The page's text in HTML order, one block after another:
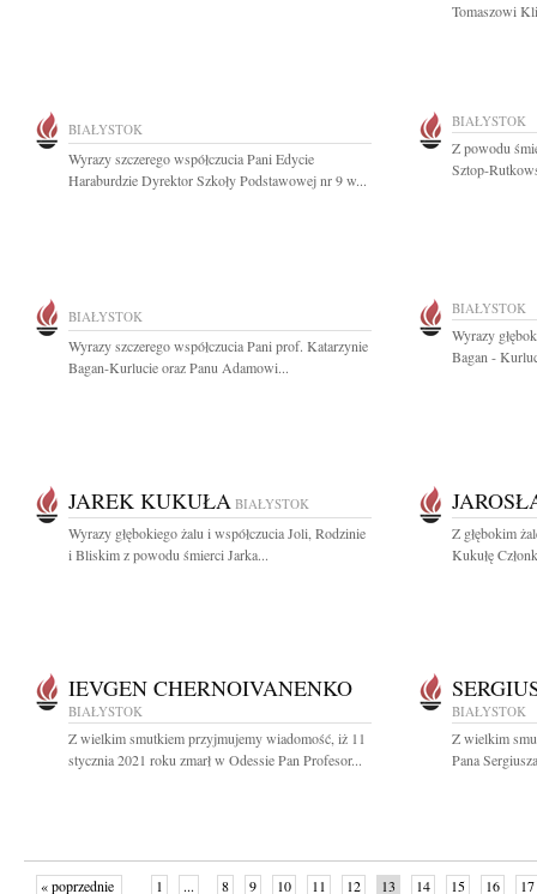
Tomaszowi
BIAŁYSTOK
Wyrazy szczerego współczucia Pani Edycie
Haraburdzie Dyrektor Szkoły Podstawowej nr 9 w...
BIAŁYSTOK
Z powodu
Sztop-
BIAŁYSTOK
Wyrazy szczerego współczucia Pani prof. Katarzynie
Bagan-Kurlucie oraz Panu Adamowi...
BIAŁYSTOK
Wyrazy
Bagan -
JAREK KUKUŁA BIAŁYSTOK
Wyrazy głębokiego żalu i współczucia Joli, Rodzinie
i Bliskim z powodu śmierci Jarka...
Z głębokim
Kukułę
IEVGEN CHERNOIVANENKO
BIAŁYSTOK
Z wielkim smutkiem przyjmujemy wiadomość, iż 11
stycznia 2021 roku zmarł w Odessie Pan Profesor...
BIAŁYSTOK
Z wielkim
Pana
« poprzednie 1 ... 8 9 10 11 12 13 14 15 16 17